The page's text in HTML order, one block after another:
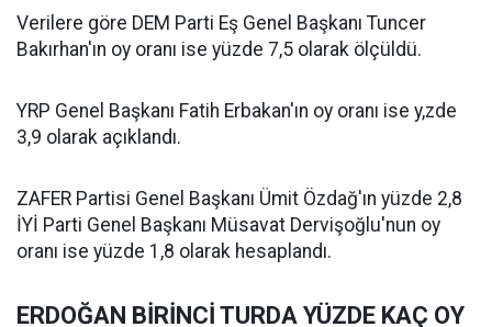
Verilere göre DEM Parti Eş Genel Başkanı Tuncer
Bakırhan'ın oy oranı ise yüzde 7,5 olarak ölçüldü.
YRP Genel Başkanı Fatih Erbakan'ın oy oranı ise y,zde
3,9 olarak açıklandı.
ZAFER Partisi Genel Başkanı Ümit Özdağ'ın yüzde 2,8
İYİ Parti Genel Başkanı Müsavat Dervişoğlu'nun oy
oranı ise yüzde 1,8 olarak hesaplandı.
ERDOĞAN BİRİNCİ TURDA YÜZDE KAÇ OY